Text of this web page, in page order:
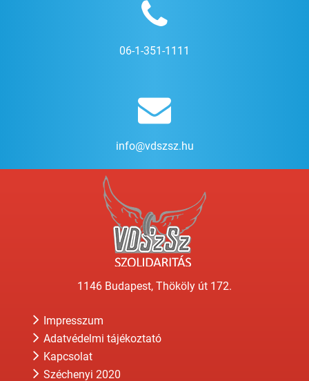
06-1-351-1111
info@vdszsz.hu
1146 Budapest, Thököly út 172.
Impresszum
Adatvédelmi tájékoztató
Kapcsolat
Széchenyi 2020